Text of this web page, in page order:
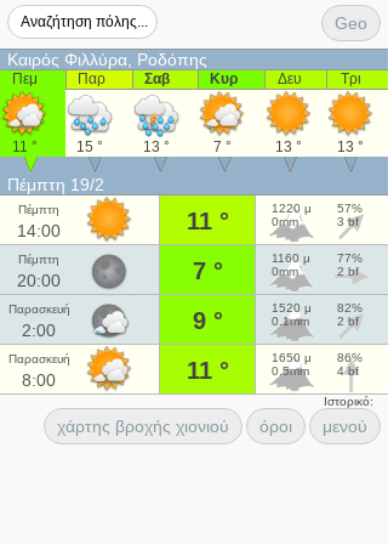
Geo
Καιρός Φιλλύρα, Ροδόπης
Πεμ
11 °
Παρ
15 °
Σαβ
13 °
Κυρ
7 °
Δευ
13 °
Τρι
13 °
Πέμπτη 19/2
Πέμπτη
14:00 11 °
1220 μ
0mm
57%
3 bf
Πέμπτη
20:00 7 °
1160 μ
0mm
77%
2 bf
Παρασκευή
2:00 9 °
1520 μ
0.1mm
82%
2 bf
Παρασκευή
8:00 11 °
1650 μ
0.5mm
86%
4 bf
Ιστορικό:
χάρτης βροχής χιονιού όροι μενού